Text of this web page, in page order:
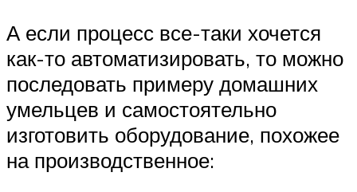
А если процесс все-таки хочется
как-то автоматизировать, то можно
последовать примеру домашних
умельцев и самостоятельно
изготовить оборудование, похожее
на производственное: